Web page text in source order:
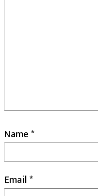
Name*
Email*